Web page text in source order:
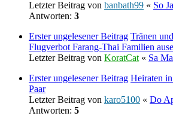
Letzter Beitrag von banbath99 « So
Antworten: 3
Erster ungelesener Beitrag Tränen
Flugverbot Farang-Thai Familien
Letzter Beitrag von KoratCat « Sa
Erster ungelesener Beitrag Heiraten
Paar
Letzter Beitrag von karo5100 « Do
Antworten: 5